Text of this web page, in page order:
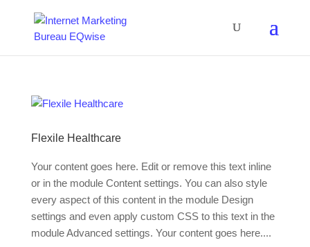
Flexile Healthcare
Your content goes here. Edit or remove this text inline
or in the module Content settings. You can also style
every aspect of this content in the module Design
settings and even apply custom CSS to this text in the
module Advanced settings. Your content goes here....